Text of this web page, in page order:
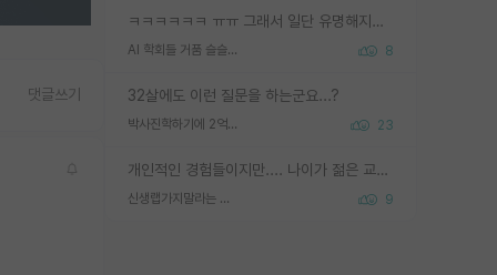
ㅋㅋㅋㅋㅋㅋ ㅠㅠ 그래서 일단 유명해지는게 중요한거같습니다
AI 학회들 거품 슬슬 지적이 나오네요 8
32살에도 이런 질문을 하는군요...?
박사진학하기에 2억은 괜찮은 (?) 정도의 경제력인가요 23
개인적인 경험들이지만.... 나이가 젊은 교수일수록 꼰대라는 가면을 쓴 채로 무례함을 행동하는 경우가 거의 90% 정도였음. 나이가 어린데 다른 또래들과 달리 명예, 권력, 재력까지 얻었으니 세상 다 가진 기분이겠지. 오히러 나이 든 교수들이 행동과 말을 더 조심하시더라.
신생랩가지말라는 이유가 있었구나 9
댓글쓰기